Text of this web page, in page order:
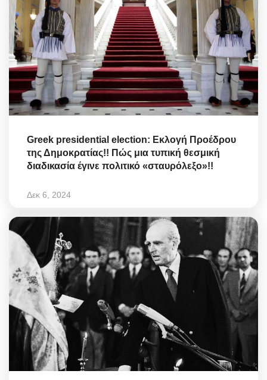
Greek presidential election: Εκλογή Προέδρου
της Δημοκρατίας!! Πώς μια τυπική θεσμική
διαδικασία έγινε πολιτικό «σταυρόλεξο»!!
Δεκ 6, 2024